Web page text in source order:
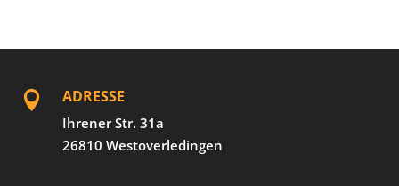
 ADRESSE
Ihrener Str. 31a
26810 Westoverledingen